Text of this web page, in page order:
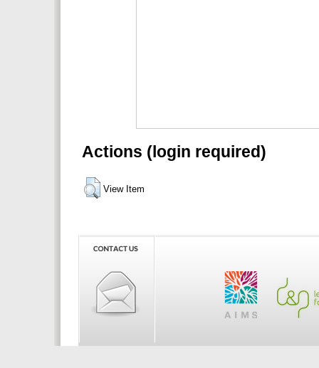
Actions (login required)
View Item